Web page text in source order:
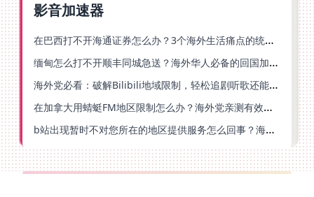
影音加速器
在巴西打不开海通证券怎么办？3个海外生活痛点的统一解决方案
缅甸怎么打不开顺丰同城急送？海外华人必备的回国加速指南（附B站会员游戏解决方案）
海外党必看：破解Bilibili地域限制，轻松追剧听歌还能流畅理财的实用指南
在加拿大用蜻蜓FM地区限制怎么办？海外党亲测有效的回国加速方案
b站出现暂时不对您所在的地区提供服务怎么回事？海外党亲测有效的回国加速方案